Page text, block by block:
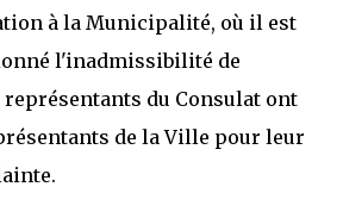
à la Municipalité, où il est
l'inadmissibilité de
représentants du Consulat ont
de la Ville pour leur